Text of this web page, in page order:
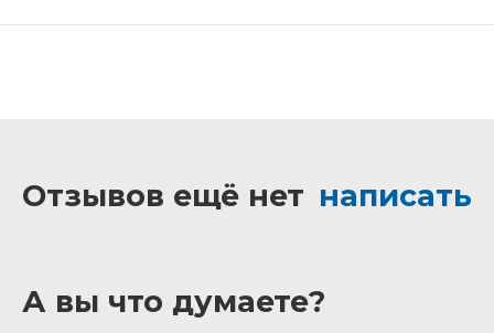
Отзывов ещё нет написать
А вы что думаете?